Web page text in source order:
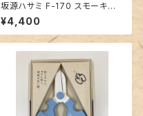
坂源ハサミ F-170 スモーキー
アクア黒刃
¥4,400